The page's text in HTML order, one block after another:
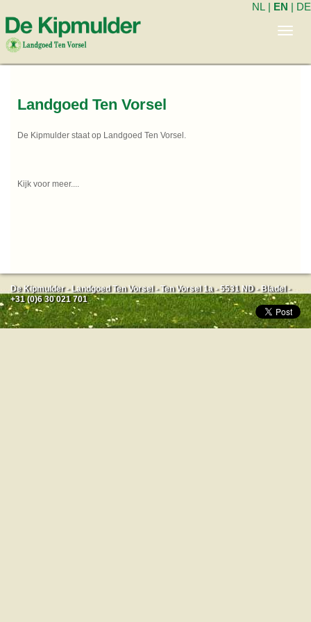
NL | EN | DE
Landgoed Ten Vorsel
De Kipmulder staat op Landgoed Ten Vorsel.
Kijk voor meer....
De Kipmulder - Landgoed Ten Vorsel - Ten Vorsel 1a - 5531 ND - Bladel -
+31 (0)6 30 021 701